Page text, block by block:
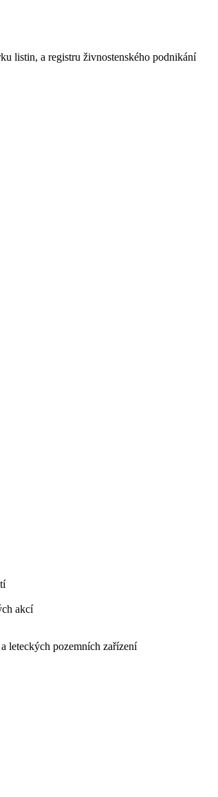
listin, a registru živnostenského podnikání
akcí
leteckých pozemních zařízení